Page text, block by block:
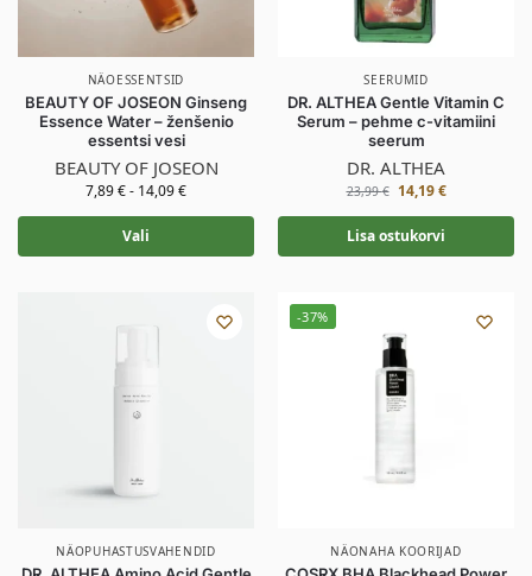
NÄOESSENTSID
BEAUTY OF JOSEON Ginseng
Essence Water – ženšenio
essentsi vesi
BEAUTY OF JOSEON
7,89€- 14,09€
Vali
SEERUMID
DR. ALTHEA Gentle Vitamin C
Serum – pehme c-vitamiini
seerum
DR. ALTHEA
23,99€ 14,19€
Lisa ostukorvi
NÄOPUHASTUSVAHENDID
-37%
NÄONAHA KOORIJAD